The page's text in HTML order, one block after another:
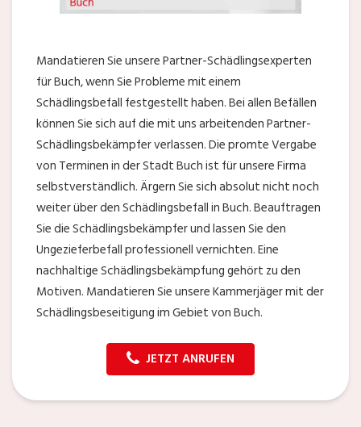
Mandatieren Sie unsere Partner-Schädlingsexperten
für Buch, wenn Sie Probleme mit einem
Schädlingsbefall festgestellt haben. Bei allen Befällen
können Sie sich auf die mit uns arbeitenden Partner-
Schädlingsbekämpfer verlassen. Die promte Vergabe
von Terminen in der Stadt Buch ist für unsere Firma
selbstverständlich. Ärgern Sie sich absolut nicht noch
weiter über den Schädlingsbefall in Buch. Beauftragen
Sie die Schädlingsbekämpfer und lassen Sie den
Ungezieferbefall professionell vernichten. Eine
nachhaltige Schädlingsbekämpfung gehört zu den
Motiven. Mandatieren Sie unsere Kammerjäger mit der
Schädlingsbeseitigung im Gebiet von Buch.
JETZT ANRUFEN